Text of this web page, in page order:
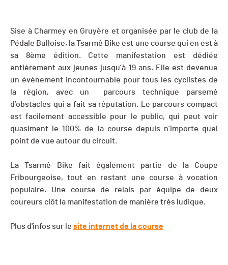
Sise à Charmey en Gruyère et organisée par le club de la
Pédale Bulloise, la Tsarmê Bike est une course qui en est à
sa 8ème édition. Cette manifestation est dédiée
entièrement aux jeunes jusqu’à 19 ans. Elle est devenue
un événement incontournable pour tous les cyclistes de
la région, avec un parcours technique parsemé
d’obstacles qui a fait sa réputation. Le parcours compact
est facilement accessible pour le public, qui peut voir
quasiment le 100% de la course depuis n’importe quel
point de vue autour du circuit.
La Tsarmê Bike fait également partie de la Coupe
Fribourgeoise, tout en restant une course à vocation
populaire. Une course de relais par équipe de deux
coureurs clôt la manifestation de manière très ludique.
Plus d'infos sur le site internet de la course